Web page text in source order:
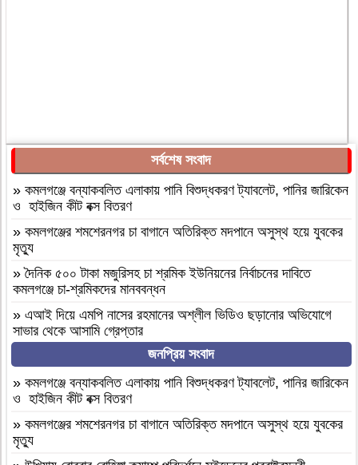
সর্বশেষ সংবাদ
» কমলগঞ্জে বন্যাকবলিত এলাকায় পানি বিশুদ্ধকরণ ট্যাবলেট, পানির জারিকেন
ও হাইজিন কীট বক্স বিতরণ
» কমলগঞ্জের শমশেরনগর চা বাগানে অতিরিক্ত মদপানে অসুস্থ হয়ে যুবকের
মৃত্যু
»দৈনিক ৫০০ টাকা মজুরিসহ চা শ্রমিক ইউনিয়নের নির্বাচনের দাবিতে
কমলগঞ্জে চা-শ্রমিকদের মানববন্ধন
» এআই দিয়ে এমপি নাসের রহমানের অশ্লীল ভিডিও ছড়ানোর অভিযোগে
সাভার থেকে আসামি গ্রেপ্তার
বগুড়া আদমদীঘি ১শ পিস ট্যাপেন্টাডলসহ একজন গ্রেফতার
» বগুড়া আদমদীঘি’র ছাতিয়ানগ্রামে সাংসদ মহিত তালুকদার-কে সংবর্ধনা
প্রদান
» কমলগঞ্জে এমপি হাজী মুজিবকে নাগরিক সংবর্ধনা
»আন্তর্জাতিক আদিবাসী দিবস ২০২৬: বাংলাদেশের আদিবাসীদের দূর্গম
জনপ্রিয় সংবাদ
» কমলগঞ্জে বন্যাকবলিত এলাকায় পানি বিশুদ্ধকরণ ট্যাবলেট, পানির জারিকেন
ও হাইজিন কীট বক্স বিতরণ
» কমলগঞ্জের শমশেরনগর চা বাগানে অতিরিক্ত মদপানে অসুস্থ হয়ে যুবকের
মৃত্যু